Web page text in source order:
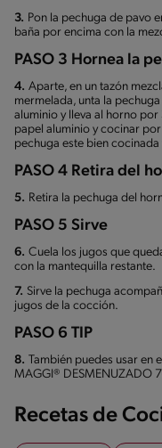
3. Pon la pechuga de pavo
baña por encima con la
PASO 3 Hornea la
4. Aparte, en un tazón
mermelada, unta la
aluminio y lleva al horno
papel aluminio y cocinar
pechuga este bien
PASO 4 Retira del
5. Retira la pechuga del
PASO 5 Sirve
6. Cuela los jugos que
con la mantequilla restante.
7. Sirve la pechuga
jugos de la cocción.
PASO 6 TIP
8. También puedes usar en
MAGGI® DESMENUZADO
Recetas de